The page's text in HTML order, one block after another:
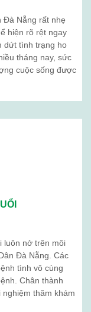
Đà Nẵng rất nhẹ
hiện rõ rệt ngay
dứt tình trạng ho
tháng nay, sức
cuộc sống được
luôn nở trên môi
Đà Nẵng. Các
tình vô cùng
Chân thành
thăm khám